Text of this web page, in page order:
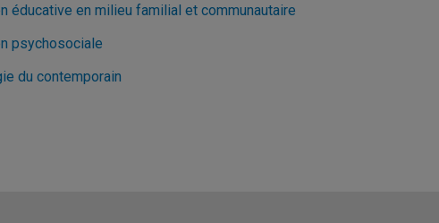
éducative en milieu familial et communautaire
psychosociale
du contemporain